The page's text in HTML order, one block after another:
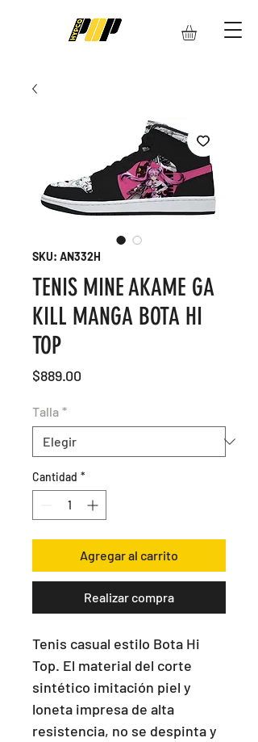
SKU: AN332H
TENIS MINE AKAME GA
KILL MANGA BOTA HI
TOP
$889.00
Talla *
Cantidad *
Agregar al carrito
Realizar compra
Tenis casual estilo Bota Hi
Top. El material del corte
sintético imitación piel y
loneta impresa de alta
resistencia, no se despinta y